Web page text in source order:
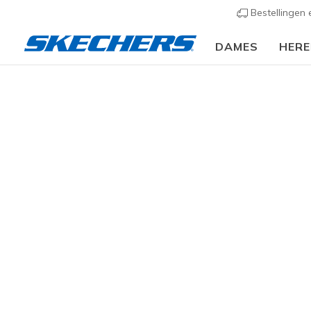
Bestellingen
DAMES